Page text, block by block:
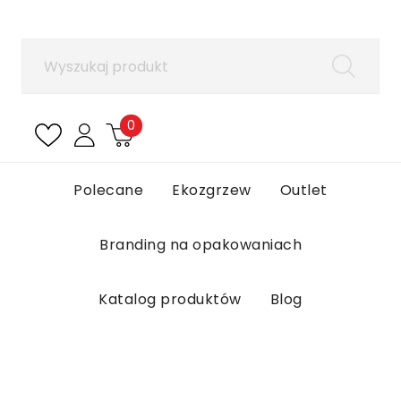
0
Polecane Ekozgrzew Outlet
Branding na opakowaniach
Katalog produktów Blog
Aby zapisać produkty na liście ulubionych, musisz
Anuluj Zaloguj się